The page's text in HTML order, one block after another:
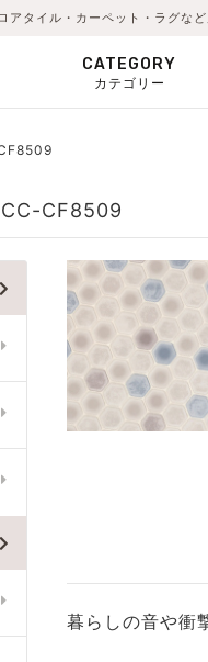
タイル・カーペット・ラグな
CATEGORY
カテゴリー
CC-CF8509
暮らしの音や衝